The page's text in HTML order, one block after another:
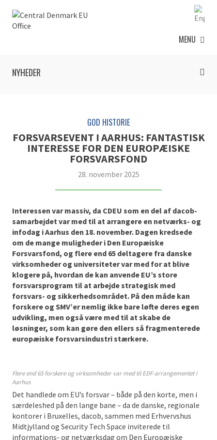
MENU
NYHEDER
GOD HISTORIE
FORSVARSEVENT I AARHUS: FANTASTISK
INTERESSE FOR DEN EUROPÆISKE
FORSVARSFOND
28. november 2025
Interessen var massiv, da CDEU som en del af dacob-
samarbejdet var med til at arrangere en netværks- og
infodag i Aarhus den 18. november. Dagen kredsede
om de mange muligheder i Den Europæiske
Forsvarsfond, og flere end 65 deltagere fra danske
virksomheder og universiteter var med for at blive
klogere på, hvordan de kan anvende EU’s store
forsvarsprogram til at arbejde strategisk med
forsvars- og sikkerhedsområdet. På den måde kan
forskere og SMV’er nemlig ikke bare løfte deres egen
udvikling, men også være med til at skabe de
løsninger, som kan gøre den ellers så fragmenterede
europæiske forsvarsindustri stærkere.
Flere end 65 forskere og virksomheder var med til EDF-arrangementet i
Aarhus
Det handlede om EU’s forsvar – både på den korte, men i
særdeleshed på den lange bane – da de danske, regionale
kontorer i Bruxelles, dacob, sammen med Erhvervshus
Midtjylland og Security Tech Space inviterede til
informations- og netværksdag om Den Europæiske